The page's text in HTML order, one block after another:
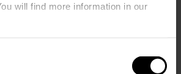
will find more information in our